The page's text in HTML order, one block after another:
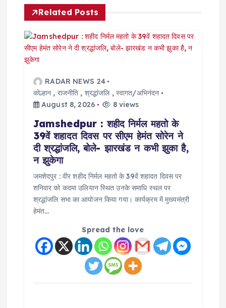
v
g
Related Posts
RADAR NEWS 24
कोल्हान , राजनीति , श्रद्धांजलि, स्वागत/अभिनंदन
August 8, 2026
8 views
Jamshedpur : शहीद निर्मल महतो के
39वें शहादत दिवस पर सीएम हेमंत सोरेन ने
दी श्रद्धांजलि, बोले- झारखंड न कभी झुका है,
न झुकेगा
जमशेदपुर : वीर शहीद निर्मल महतो के 39वें शहादत दिवस पर
शनिवार को कदमा उलियान स्थित उनके समाधि स्थल पर
श्रद्धांजलि सभा का आयोजन किया गया। कार्यक्रम में मुख्यमंत्री
हेमंत…
Spread the love